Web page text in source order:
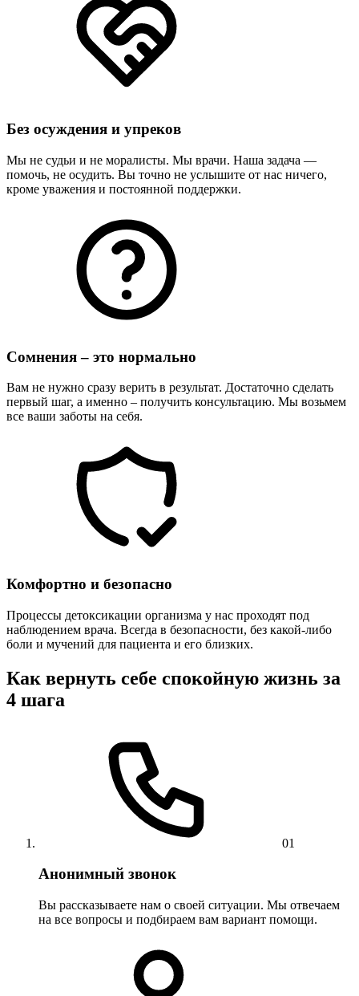
Без осуждения и упреков
Мы не судьи и не моралисты. Мы врачи. Наша задача —
помочь, не осудить. Вы точно не услышите от нас ничего,
кроме уважения и постоянной поддержки.
Сомнения – это нормально
Вам не нужно сразу верить в результат. Достаточно сделать
первый шаг, а именно – получить консультацию. Мы возьмем
все ваши заботы на себя.
Комфортно и безопасно
Процессы детоксикации организма у нас проходят под
наблюдением врача. Всегда в безопасности, без какой-либо
боли и мучений для пациента и его близких.
Как вернуть себе спокойную жизнь за
4 шага
01
Анонимный звонок
Вы рассказываете нам о своей ситуации. Мы отвечаем
на все вопросы и подбираем вам вариант помощи.